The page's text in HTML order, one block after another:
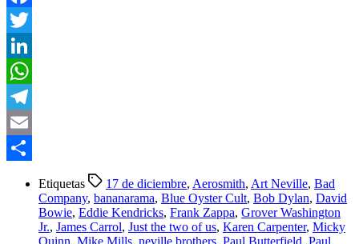
Facebook
Twitter
LinkedIn
WhatsApp
Telegram
Email
Etiquetas 17 de diciembre, Aerosmith, Art Neville, Bad
Company, bananarama, Blue Oyster Cult, Bob Dylan, David
Bowie, Eddie Kendricks, Frank Zappa, Grover Washington
Jr., James Carrol, Just the two of us, Karen Carpenter, Micky